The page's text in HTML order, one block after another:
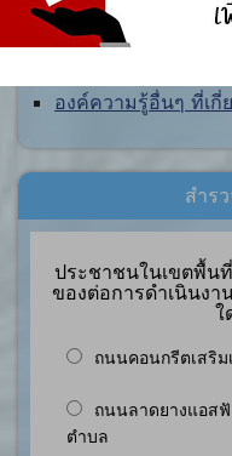
องค์ความรู้จากประ
องค์ความรู้ที่ใช้แก้ไ
องค์ความรู้อื่นๆ ที่เ
สำร
ประชาชนในเขตพื้น
ของต่อการดำเนินงา
ใ
ถนนคอนกรีตเสริ
ถนนลาดยางแอส
ตำบล